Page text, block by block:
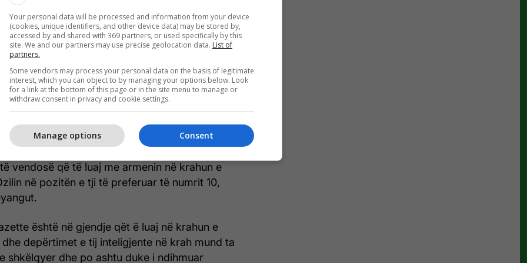
i përshtatem lojtarëve, cilësive të tyre dhe
tij super të përforcuar me dy sulmues të
ka një aradhë të opsioneve në
tij.
Mkhistaryan formësuan dikur partneritetin më
në Bundesliga, duke shënur së bashku 62
2015-2016.
vendosë që të luaj me armenin në krahun e
në pozitën e tji të preferuar të numrit 10,
është në gjendje qët ë luaj në krahun e
depërtimet e tij inteligjente në krah mund ta
shkëlqyer dhe po ashtu duke i ndihmuar
Your personal data will be processed and information from your device
(cookies, unique identifiers, and other device data) may be stored by,
accessed by and shared with 369 partners, or used specifically by this
site. We and our partners may use precise geolocation data. List of
partners.
Some vendors may process your personal data on the basis of legitimate
interest, which you can object to by managing your options below. Look
for a link at the bottom of this page or in the site menu to manage or
withdraw consent in privacy and cookie settings.
Consent
Manage options